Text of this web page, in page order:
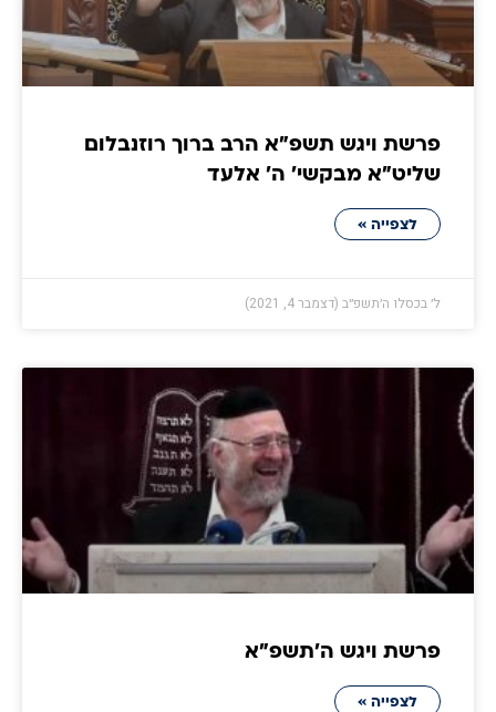
פרשת ויגש תשפ״א הרב ברוך רוזנבלום
שליט״א מבקשי' ה' אלעד
לצפייה »
ל׳ בכסלו ה׳תשפ״ב (דצמבר 4, 2021)
פרשת ויגש ה׳תשפ״א
לצפייה »